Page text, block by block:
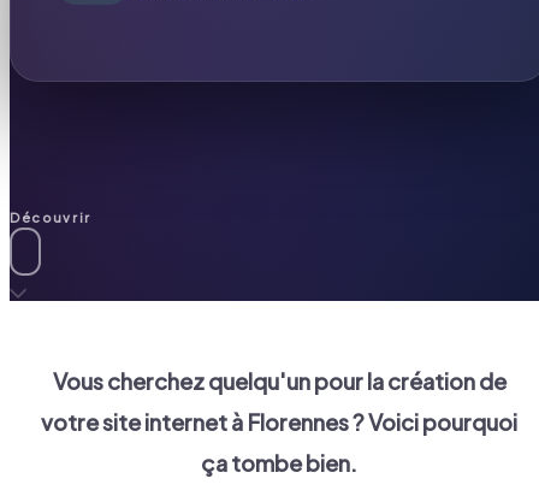
Découvrir
Vous cherchez quelqu'un pour la création de
votre site internet à Florennes? Voici pourquoi
ça tombe bien.